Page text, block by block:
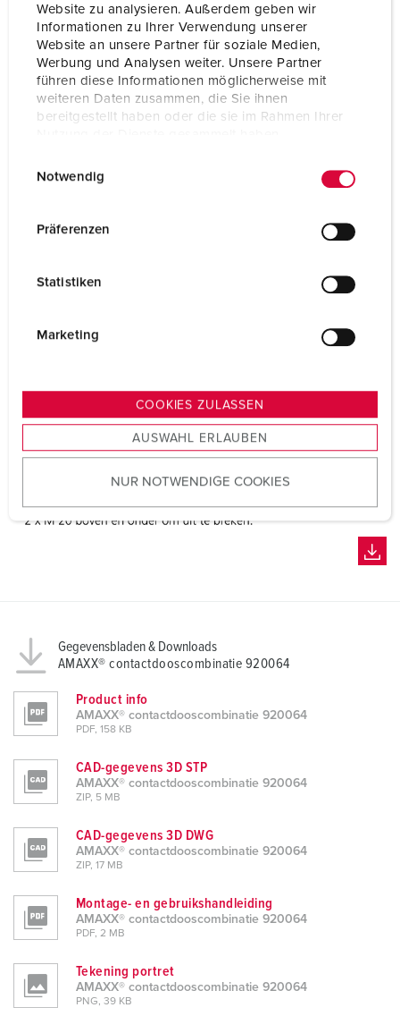
Website zu analysieren. Außerdem geben wir
Informationen zu Ihrer Verwendung unserer
Website an unsere Partner für soziale Medien,
Werbung und Analysen weiter. Unsere Partner
führen diese Informationen möglicherweise mit
weiteren Daten zusammen, die Sie ihnen
bereitgestellt haben oder die sie im Rahmen Ihrer
s
u
w
a
Notwendig
Präferenzen
Statistiken
Marketing
COOKIES ZULASSEN
AUSWAHL ERLAUBEN
NUR NOTWENDIGE COOKIES
Combinatie uit voorraad D
Gegevensbladen & Downloads
AMAXX® contactdooscombinatie 920064
Product info
AMAXX® contactdooscombinatie 920064
PDF, 158 KB
CAD-gegevens 3D STP
AMAXX® contactdooscombinatie 920064
ZIP, 5 MB
CAD-gegevens 3D DWG
AMAXX® contactdooscombinatie 920064
ZIP, 17 MB
Montage- en gebruikshandleiding
AMAXX® contactdooscombinatie 920064
PDF, 2 MB
Tekening portret
AMAXX® contactdooscombinatie 920064
PNG, 39 KB